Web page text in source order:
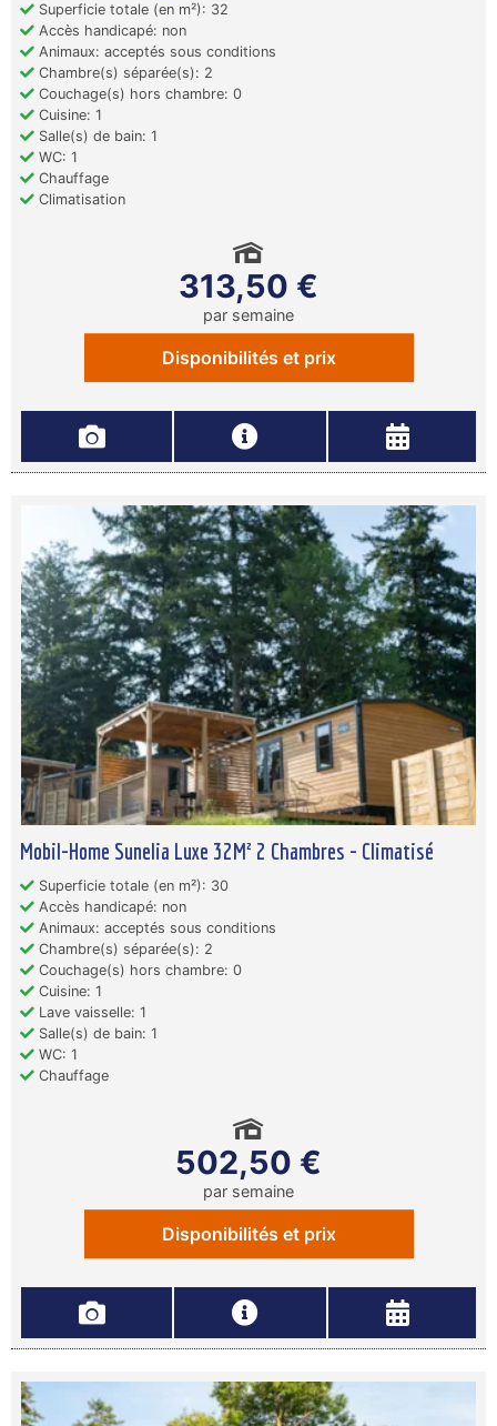
Superficie totale (en m²): 32
Accès handicapé: non
Animaux: acceptés sous conditions
Chambre(s) séparée(s): 2
Couchage(s) hors chambre: 0
Cuisine: 1
Salle(s) de bain: 1
WC: 1
Chauffage
Climatisation
313,50 €
par semaine
Disponibilités et prix
Mobil-Home Sunelia Luxe 32M² 2 Chambres - Climatisé
Superficie totale (en m²): 30
Accès handicapé: non
Animaux: acceptés sous conditions
Chambre(s) séparée(s): 2
Couchage(s) hors chambre: 0
Cuisine: 1
Lave vaisselle: 1
Salle(s) de bain: 1
WC: 1
Chauffage
502,50 €
par semaine
Disponibilités et prix